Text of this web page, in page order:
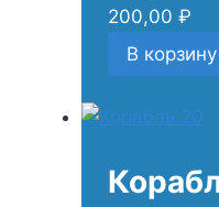
200,00 ₽
В корзину